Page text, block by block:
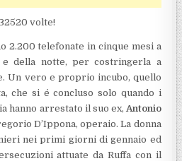
volte!
2.200 telefonate in cinque mesi a
della notte, per costringerla a
Un vero e proprio incubo, quello
che si é concluso solo quando i
hanno arrestato il suo ex, Antonio
D’Ippona, operaio. La donna
nei primi giorni di gennaio ed
attuate da Ruffa con il